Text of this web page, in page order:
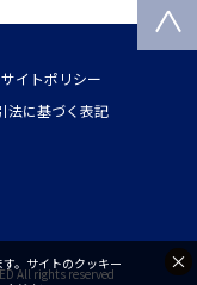
サイトポリシー
法に基づく表記
All rights reserved
。サイトのクッキー